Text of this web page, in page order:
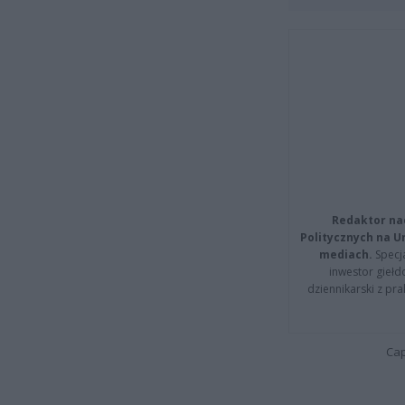
Redaktor
Politycznych na
mediach.
inwestor
dziennikarski z